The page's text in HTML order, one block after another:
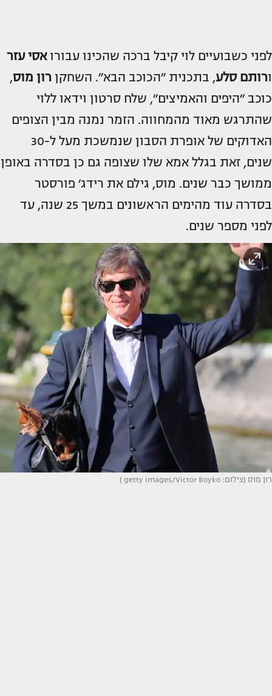
לפני כשבועיים לוי קיבל ברכה שהכינו עבורואסי עזר
ורותם סלע, בתכנית ״הכוכב הבא״. השחקן רון מוס,
כוכב ״היפים והאמיצים״, שלח סרטון וידאו ללוי
שהתרגש מאוד מהמחווה. הזמר נמנה מבין הצופים
האדוקים של אופרת הסבון שנמשכת מעל ל-30
שנים, זאת בגלל אמא שלו שצופה גם כן בסדרה באופן
ממושך כבר שנים. מוס, גילם את רידג׳ פורסטר
בסדרה עוד מהימים הראשונים במשך 25 שנה, עד
לפני מספר שנים.
רון מוס (צילום: getty images/Victor Boyko )